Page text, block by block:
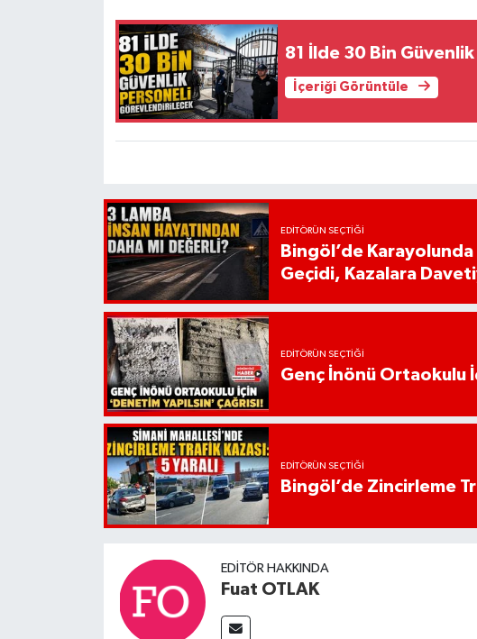
81 İlde 30 Bin
İçeriği Görüntüle
EDITÖRÜN SEÇTIĞI
Bingöl’de Karayolunda
Geçidi, Kazalara
EDITÖRÜN SEÇTIĞI
Genç İnönü Ortaokulu
EDITÖRÜN SEÇTIĞI
Bingöl’de Zincirleme
EDITÖR HAKKINDA
Fuat OTLAK